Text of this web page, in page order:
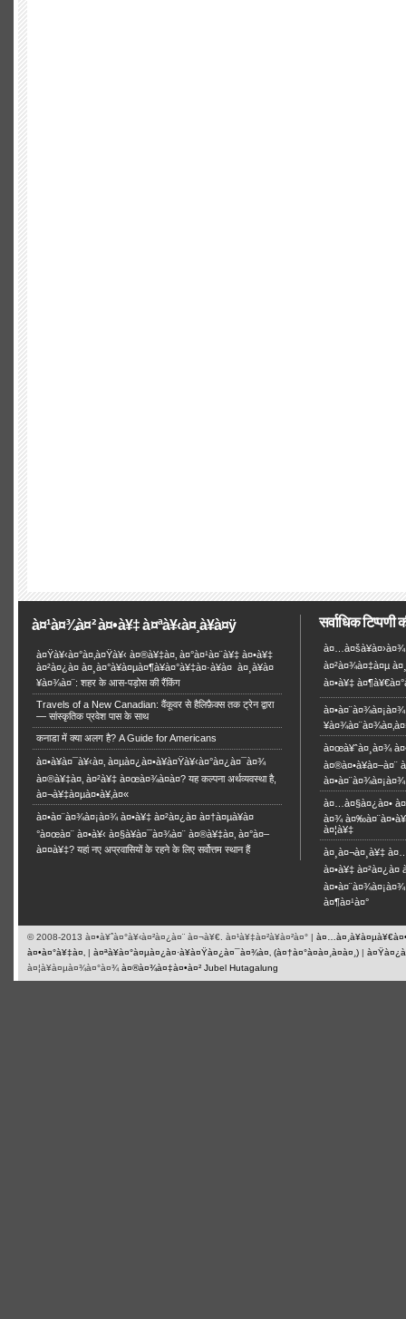
à¤¹à¤¾à¤² à¤•à¥‡ à¤ªà¥‹à¤¸à¥à¤ÿ
à¤Ÿà¥‹à¤°à¤‚à¤Ÿà¥‹ à¤®à¥‡à¤‚ à¤°à¤¹à¤¨à¥‡ à¤•à¥‡
à¤²à¤¿à¤ à¤¸à¤°à¥à¤µà¤¶à¥à¤°à¥‡à¤·à¥à¤ à¤¸à¥à¤
¥à¤¾à¤¨: शहर के आस-पड़ोस की रैंकिंग
Travels of a New Canadian: वैंकूवर से हैलिफ़ैक्स तक ट्रेन द्वारा
— सांस्कृतिक प्रवेश पास के साथ
कनाडा में क्या अलग है? A Guide for Americans
à¤•à¥à¤¯à¥‹à¤‚ à¤µà¤¿à¤•à¥à¤Ÿà¥‹à¤°à¤¿à¤¯à¤¾
à¤®à¥‡à¤‚ à¤²à¥‡ à¤œà¤¾à¤à¤? यह कल्पना अर्थव्यवस्था है,
à¤¬à¥‡à¤µà¤•à¥‚à¤«
à¤•à¤¨à¤¾à¤¡à¤¾ à¤•à¥‡ à¤²à¤¿à¤ à¤†à¤µà¥à¤
°à¤œà¤¨ à¤•à¥‹ à¤§à¥à¤¯à¤¾à¤¨ à¤®à¥‡à¤‚ à¤°à¤–
à¤¤à¥‡? यहां नए अप्रवासियों के रहने के लिए सर्वोत्तम स्थान हैं
सर्वाधिक टिप्पणी
à¤…à¤šà¥à¤›à¤¾
à¤²à¤¾à¤‡à¤µ
à¤•à¥‡
à¤•à¤¨à¤¾à¤¡à¤¾
à¤œà¥ˆà¤¸à¤¾
à¤®à¤•à¥à¤–à¤¨
à¤•à¤¨à¤¾à¤¡à¤¾
à¤…à¤§à¤¿à¤•
à¤¾
à¤¦à¥‡
à¤¸à¤¬à¤¸à¥‡
à¤•à¥‡ à¤²à¤¿à¤
à¤•à¤¨à¤¾à¤¡à¤¾
à¤¶à¤¹à¤°
© 2008-2013 à¤•à¥ˆà¤°à¥‹à¤²à¤¿à¤¨ à¤¬à¥€. à¤¹à¥‡à¤²à¥à¤²à¤° |
à¤•à¤°à¥‡à¤‚
| à¤ªà¥à¤°à¤µà¤¿à¤·à¥à¤Ÿà¤¿à¤¯à¤¾à¤‚ (à¤†à¤°à¤à¤¸à¤à¤¸) |
à¤¦à¥à¤µà¤¾à¤°à¤¾ à¤®à¤¾à¤‡à¤•à¤² Jubel Hutagalung